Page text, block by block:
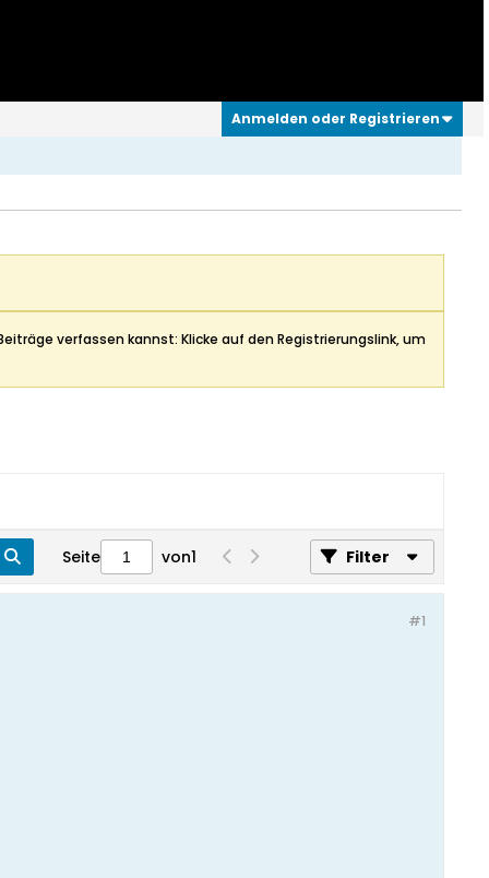
Anmelden oder Registrieren
verfassen kannst: Klicke auf den Registrierungslink, um
Seite von1 Filter
#1